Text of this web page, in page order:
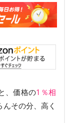
、価格の1％相
その分、高く